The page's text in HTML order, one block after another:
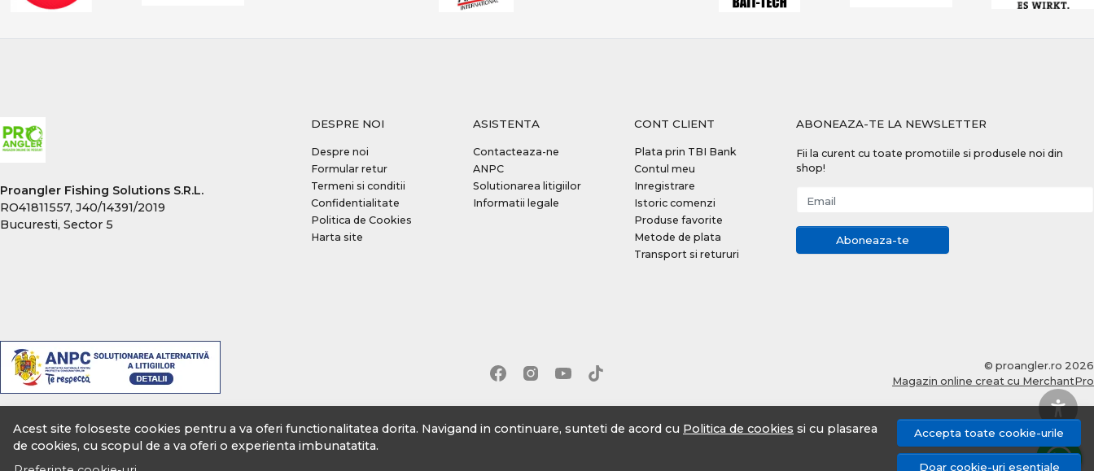
Acest site foloseste cookies pentru a va oferi functionalitatea dorita. Navigand in continuare, sunteti de acord cu Politica de cookies si cu plasarea
de cookies, cu scopul de a va oferi o experienta imbunatatita.
Accepta toate cookie-urile
Doar cookie-uri esentiale
Proangler Fishing Solutions S.R.L.
RO41811557, J40/14391/2019
Bucuresti, Sector 5
DESPRE NOI
Despre noi
Formular retur
Termeni si conditii
Confidentialitate
Politica de Cookies
Harta site
ASISTENTA
Contacteaza-ne
ANPC
Solutionarea litigiilor
Informatii legale
CONT CLIENT
Plata prin TBI Bank
Contul meu
Inregistrare
Istoric comenzi
Produse favorite
Metode de plata
Transport si retururi
ABONEAZA-TE LA NEWSLETTER
Fii la curent cu toate promotiile si produsele noi din
shop!
Email
Aboneaza-te
© proangler.ro 2026
Magazin online creat cu MerchantPro